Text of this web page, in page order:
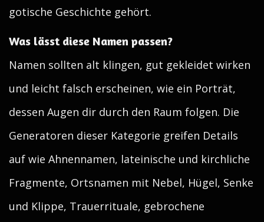
gotische Geschichte gehört.
Was lässt diese Namen passen?
Namen sollten alt klingen, gut gekleidet wirken
und leicht falsch erscheinen, wie ein Porträt,
dessen Augen dir durch den Raum folgen. Die
Generatoren dieser Kategorie greifen Details
auf wie Ahnennamen, lateinische und kirchliche
Fragmente, Ortsnamen mit Nebel, Hügel, Senke
und Klippe, Trauerrituale, gebrochene